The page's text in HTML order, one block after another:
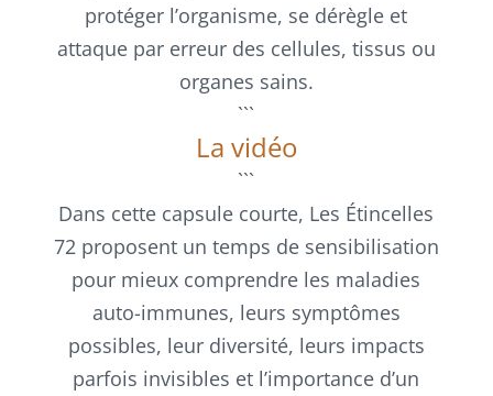
protéger l’organisme, se dérègle et
attaque par erreur des cellules, tissus ou
organes sains.
```
La vidéo
```
Dans cette capsule courte, Les Étincelles
72 proposent un temps de sensibilisation
pour mieux comprendre les maladies
auto-immunes, leurs symptômes
possibles, leur diversité, leurs impacts
parfois invisibles et l’importance d’un